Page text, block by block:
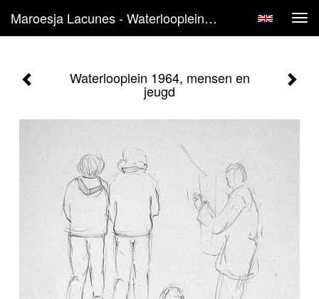
Maroesja Lacunes - Waterlooplein 1964, Mensen En Jeugd
Waterlooplein 1964, mensen en
jeugd